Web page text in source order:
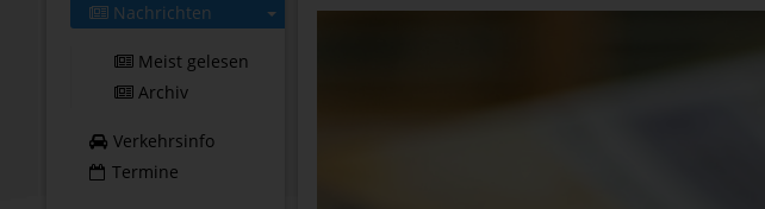
Nachrichten
Meist gelesen
Archiv
Verkehrsinfo
Termine